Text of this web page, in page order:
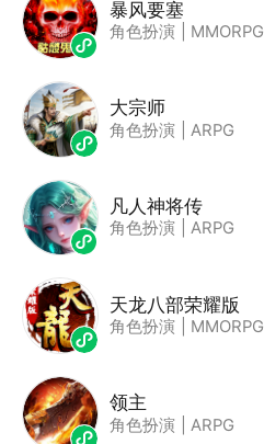
暴风要塞
角色扮演 MMORPG
大宗师
角色扮演 ARPG
凡人神将传
角色扮演 ARPG
天龙八部荣耀版
角色扮演 MMORPG
领主
角色扮演 ARPG